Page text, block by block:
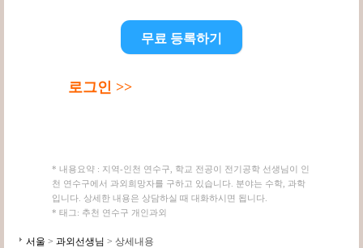
무료 등록하기
로그인 >>
* 내용요약 : 지역-인천 연수구, 학교 전공이 전기공학 선생님이 인
천 연수구에서 과외희망자를 구하고 있습니다. 분야는 수학, 과학
입니다. 상세한 내용은 상담하실 때 대화하시면 됩니다.
* 태그: 추천 연수구 개인과외
서울 > 과외선생님 > 상세내용